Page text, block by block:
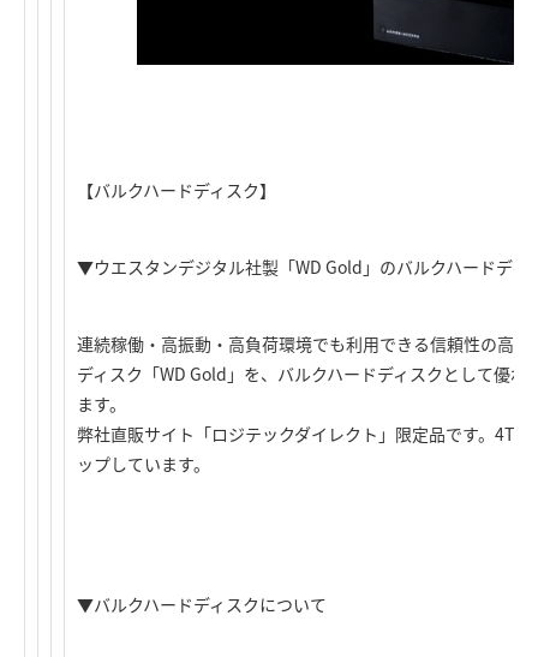
【バルクハードディスク】
▼ウエスタンデジタル社製「WD Gold」のバルクハードディ
連続稼働・高振動・高負荷環境でも利用できる信頼性の高
ディスク「WD Gold」を、バルクハードディスクとして優
ます。
弊社直販サイト「ロジテックダイレクト」限定品です。4TB
ップしています。
▼バルクハードディスクについて